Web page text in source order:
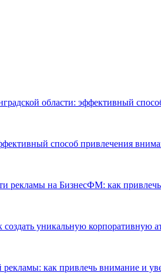
области: эффективный
способ привлечения
рекламы на БизнесФМ: как
создать уникальную корпоративную
как привлечь внимание и